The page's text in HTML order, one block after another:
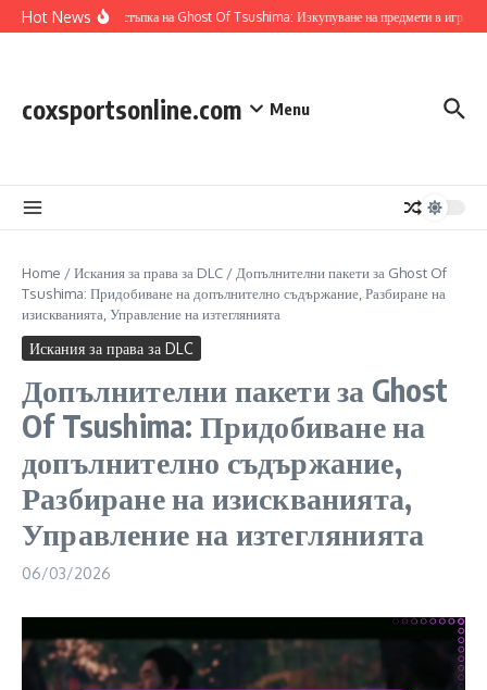
Skip to content
Hot News
Кодове за отстъпка на Ghost Of Tsushima: Изкупуване на предмети в играта,
coxsportsonline.com Menu
Home /Искания за права за DLC / Допълнителни пакети за Ghost Of
Tsushima: Придобиване на допълнително съдържание, Разбиране на
изискванията, Управление на изтеглянията
Искания за права за DLC
Допълнителни пакети за Ghost
Of Tsushima: Придобиване на
допълнително съдържание,
Разбиране на изискванията,
Управление на изтеглянията
06/03/2026